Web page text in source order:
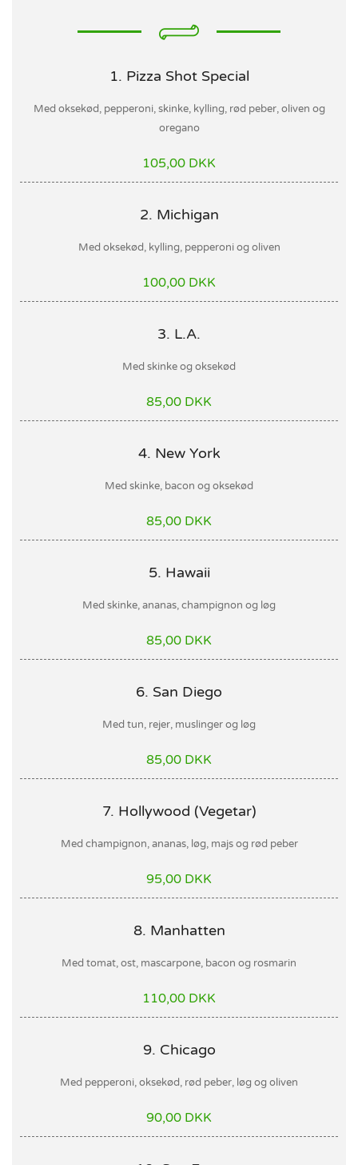
1. Pizza Shot Special
Med oksekød, pepperoni, skinke, kylling, rød peber, oliven og
oregano
105,00 DKK
2. Michigan
Med oksekød, kylling, pepperoni og oliven
100,00 DKK
3. L.A.
Med skinke og oksekød
85,00 DKK
4. New York
Med skinke, bacon og oksekød
85,00 DKK
5. Hawaii
Med skinke, ananas, champignon og løg
85,00 DKK
6. San Diego
Med tun, rejer, muslinger og løg
85,00 DKK
7. Hollywood (Vegetar)
Med champignon, ananas, løg, majs og rød peber
95,00 DKK
8. Manhatten
Med tomat, ost, mascarpone, bacon og rosmarin
110,00 DKK
9. Chicago
Med pepperoni, oksekød, rød peber, løg og oliven
90,00 DKK